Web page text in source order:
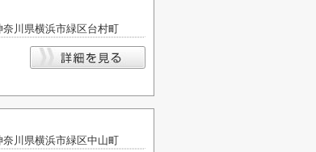
奈川県横浜市緑区台村町
奈川県横浜市緑区中山町